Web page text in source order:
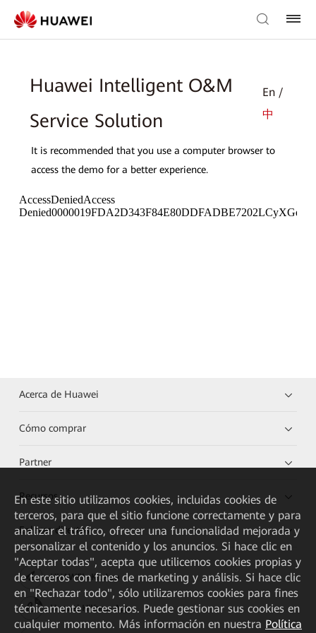
Huawei Intelligent O&M
Service Solution
En /
中
It is recommended that you use a computer browser to
access the demo for a better experience.
Acerca de Huawei
Cómo comprar
Partner
Recursos
Enlaces directos
HUAWEI eKit App
Huawei HiKnow App
En este sitio utilizamos cookies, incluidas cookies de
terceros, para que el sitio funcione correctamente y para
analizar el tráfico, ofrecer una funcionalidad mejorada y
personalizar el contenido y los anuncios. Si hace clic en
"Aceptar todas", acepta que utilicemos cookies propias y
de terceros con fines de marketing y análisis. Si hace clic
en "Rechazar todo", sólo utilizaremos cookies para fines
técnicamente necesarios. Puede gestionar sus cookies en
cualquier momento. Más información en nuestra Política